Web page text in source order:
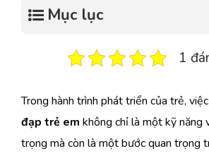
Mục lục
1
Trong hành trình phát triển của trẻ, việc
đạp trẻ em không chỉ là một kỹ năng
trọng mà còn là một bước quan trọng